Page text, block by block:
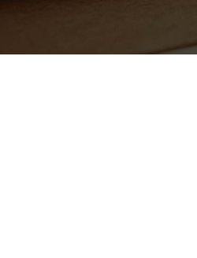
Menú principal